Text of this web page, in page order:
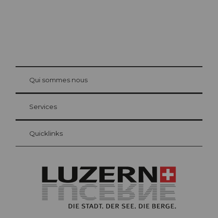
Carte d’hôte Lucerne
Vos avantages en tant qu'hôte pour la nuit
at Bre
Qui sommes nous
Services
Quicklinks